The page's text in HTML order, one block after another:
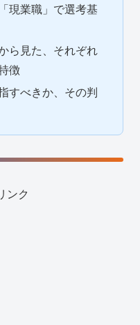
現業職」で選考基
ら見た、それぞれ
徴
すべきか、その判
ンク